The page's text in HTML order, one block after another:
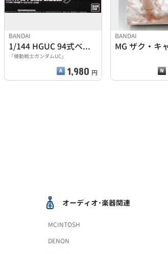
BANDAI
1/144 HGUC 94式ベースジャバー
「機動戦士ガンダムUC」
1,980 円
BANDAI
オーディオ･楽器関連
MCINTOSH
DENON